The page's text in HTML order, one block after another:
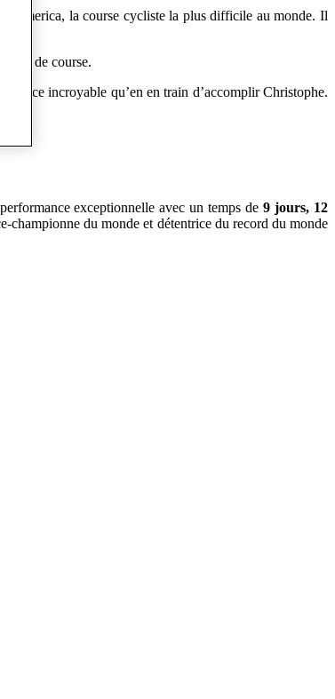
America, la course cycliste la plus difficile au monde. Il
fin de course.
incroyable qu’en en train d’accomplir Christophe.
exceptionnelle avec un temps de9 jours, 12
championne du monde et détentrice du record du monde